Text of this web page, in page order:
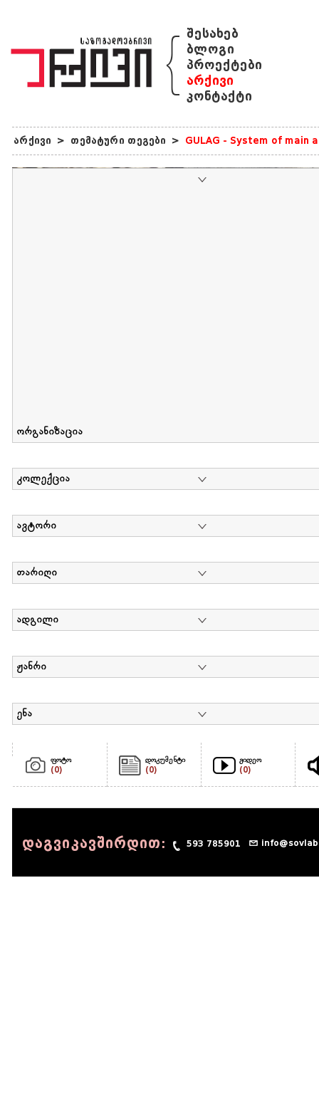
{ შესახებ
ბლოგი
პროექტები
არქივი
კონტაქტი
არქივი > თემატური თეგები > GULAG - System of main
ორგანიზაცია
კოლექცია
ავტორი
თარიღი
ადგილი
ჟანრი
ენა
ფოტო
(0)
დოკუმენტი
(0)
ვიდეო
(0)
დაგვიკავშირდით: 593 785901